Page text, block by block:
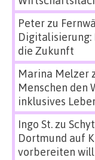
Peterzu
Digitalisierung:
die Zukunft
Marina Melzer
Menschen den
inklusives
Ingo St.zu
Dortmund auf
vorbereiten will